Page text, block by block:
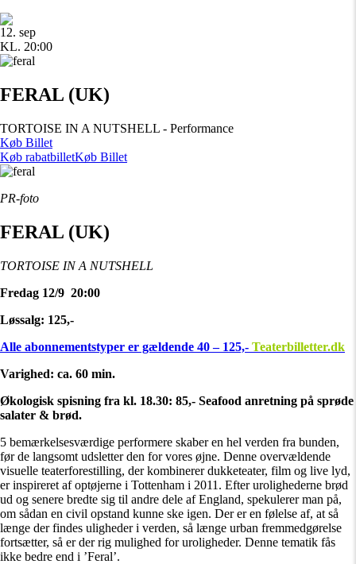
12. sep
KL. 20:00
FERAL (UK)
TORTOISE IN A NUTSHELL - Performance
Køb Billet
Køb rabatbilletKøb Billet
PR-foto
FERAL (UK)
TORTOISE IN A NUTSHELL
Fredag 12/9 20:00
Løssalg: 125,-
Alle abonnementstyper er gældende 40 – 125,- Teaterbilletter.dk
Varighed: ca. 60 min.
Økologisk spisning fra kl. 18.30: 85,- Seafood anretning på sprøde
salater & brød.
5 bemærkelsesværdige performere skaber en hel verden fra bunden,
før de langsomt udsletter den for vores øjne. Denne overvældende
visuelle teaterforestilling, der kombinerer dukketeater, film og live lyd,
er inspireret af optøjerne i Tottenham i 2011. Efter urolighederne brød
ud og senere bredte sig til andre dele af England, spekulerer man på,
om sådan en civil opstand kunne ske igen. Der er en følelse af, at så
længe der findes uligheder i verden, så længe urban fremmedgørelse
fortsætter, så er der rig mulighed for uroligheder. Denne tematik fås
ikke bedre end i ’Feral’.